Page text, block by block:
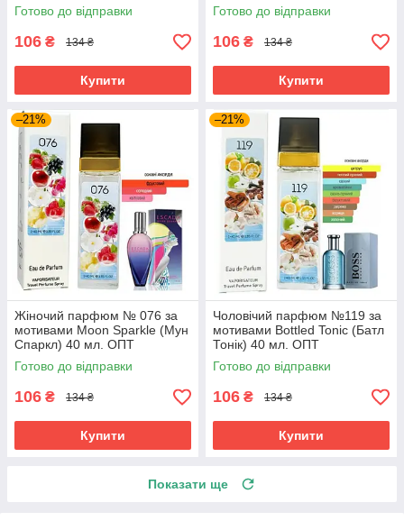
Готово до відправки
106 ₴ 134 ₴
Купити
Готово до відправки
106 ₴ 134 ₴
Купити
–21%
Жіночий парфюм № 076 за
мотивами Moon Sparkle (Мун
Спаркл) 40 мл. ОПТ
Готово до відправки
106 ₴ 134 ₴
Купити
–21%
Чоловічий парфюм №119 за
мотивами Bottled Tonic (Батл
Тонік) 40 мл. ОПТ
Готово до відправки
106 ₴ 134 ₴
Купити
Показати ще